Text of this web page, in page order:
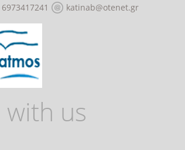
6973417241 katinab@otenet.gr
us